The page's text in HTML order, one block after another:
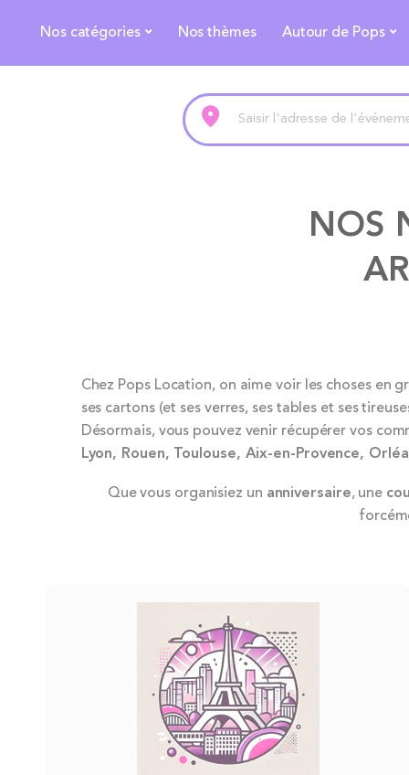
Nos catégories Nos thèmes Autour de Pops
NOS
Chez Pops Location, on aime voir les choses en
ses cartons (et ses verres, ses tables et ses
Désormais, vous pouvez venir récupérer vos
Lyon, Rouen, Toulouse, Aix-en-Provence,
Que vous organisiez un anniversaire, une